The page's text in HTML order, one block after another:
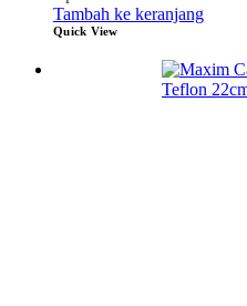
Tambah ke keranjang
Quick View